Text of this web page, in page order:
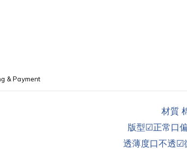
& Payment
材質
版型 ☑正常 口
透薄度口不透☑